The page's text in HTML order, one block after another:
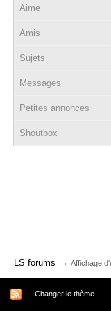
Aime
Amis
Sujets
Messages
Petites annonces
Shoutbox
LS forums → Affichage
Changer le thème